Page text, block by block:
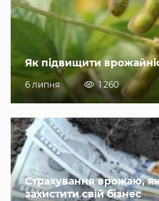
Як підвищити
6 липня 1 260
Страхування врожаю,
захистити свій бізнес